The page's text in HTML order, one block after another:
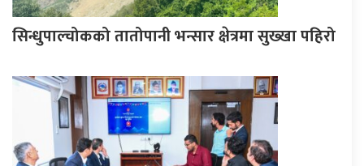
सिन्धुपाल्चोकको तातोपानी भन्सार क्षेत्रमा सुख्खा पहिरो